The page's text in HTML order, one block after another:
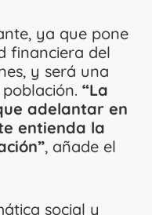
ya que pone
financiera del
y será una
población.“La
adelantar en
entienda la
, añade el
social y